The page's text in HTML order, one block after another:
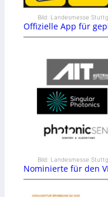
Bild: Landesmesse
Offizielle App für
Bild: Landesmesse
Nominierte für den